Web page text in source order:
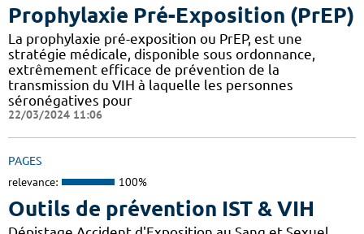
Prophylaxie Pré-Exposition (PrEP)
La prophylaxie pré-exposition ou PrEP, est une
stratégie médicale, disponible sous ordonnance,
extrêmement efficace de prévention de la
transmission du VIH à laquelle les personnes
séronégatives pour
22/03/2024 11:06
PAGES
relevance: 100%
Outils de prévention IST & VIH